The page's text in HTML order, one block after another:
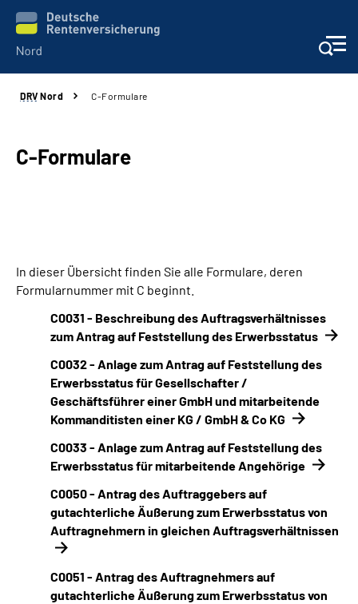
Aktuelles
Services
Karriere
Über uns
Online-Services
Inhalte in Gebärdensprache (DGS)
Leichte Sprache
Suche
Mein Kundenportal
DRV Nord C-Formulare
C-Formulare
In dieser Übersicht finden Sie alle Formulare, deren
Formularnummer mit C beginnt.
C0031 - Beschreibung des Auftragsverhältnisses
zum Antrag auf Feststellung des Erwerbsstatus
C0032 - Anlage zum Antrag auf Feststellung des
Erwerbsstatus für Gesellschafter /
Geschäftsführer einer GmbH und mitarbeitende
Kommanditisten einer KG / GmbH & Co KG
C0033 - Anlage zum Antrag auf Feststellung des
Erwerbsstatus für mitarbeitende Angehörige
C0050 - Antrag des Auftraggebers auf
gutachterliche Äußerung zum Erwerbsstatus von
Auftragnehmern in gleichen Auftragsverhältnissen
C0051 - Antrag des Auftragnehmers auf
gutachterliche Äußerung zum Erwerbsstatus von